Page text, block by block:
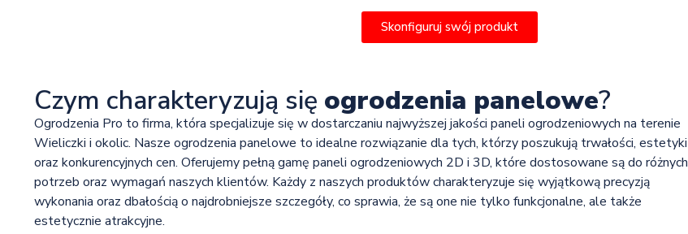
Skonfiguruj swój produkt
Czym charakteryzują się ogrodzenia panelowe?
Ogrodzenia Pro to firma, która specjalizuje się w dostarczaniu najwyższej jakości paneli ogrodzeniowych na terenie
Wieliczki i okolic. Nasze ogrodzenia panelowe to idealne rozwiązanie dla tych, którzy poszukują trwałości, estetyki
oraz konkurencyjnych cen. Oferujemy pełną gamę paneli ogrodzeniowych 2D i 3D, które dostosowane są do różnych
potrzeb oraz wymagań naszych klientów. Każdy z naszych produktów charakteryzuje się wyjątkową precyzją
wykonania oraz dbałością o najdrobniejsze szczegóły, co sprawia, że są one nie tylko funkcjonalne, ale także
estetycznie atrakcyjne.